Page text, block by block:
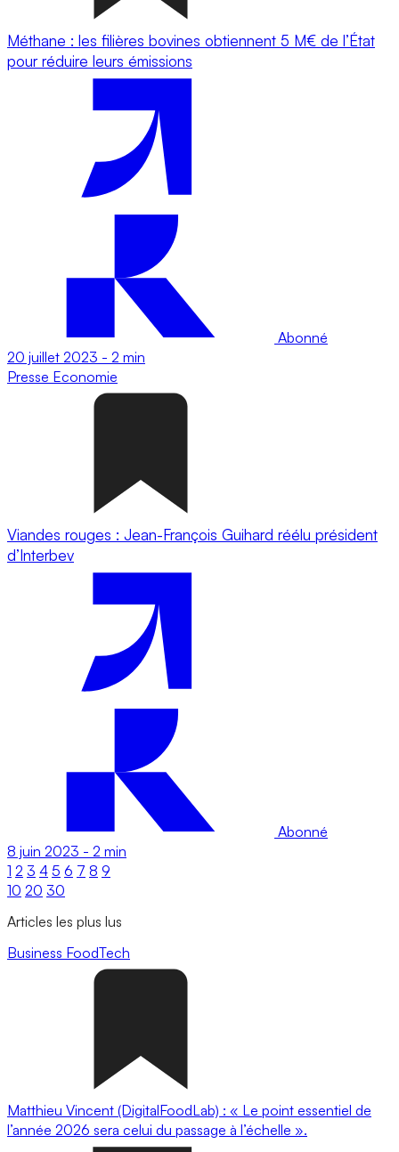
Méthane : les filières bovines obtiennent 5 M€ de l’État
pour réduire leurs émissions
Abonné
20 juillet 2023 - 2 min
Presse Economie
Viandes rouges : Jean-François Guihard réélu président
d’Interbev
Abonné
8 juin 2023 - 2 min
1 2 3 4 5 6 7 8 9
10 20 30
Articles les plus lus
Business FoodTech
Matthieu Vincent (DigitalFoodLab) : « Le point essentiel de
l’année 2026 sera celui du passage à l’échelle ».